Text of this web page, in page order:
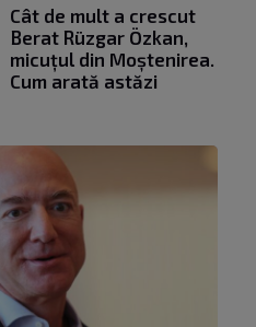
Cât de mult a crescut
Berat Rüzgar Özkan,
micuțul din Moștenirea.
Cum arată astăzi